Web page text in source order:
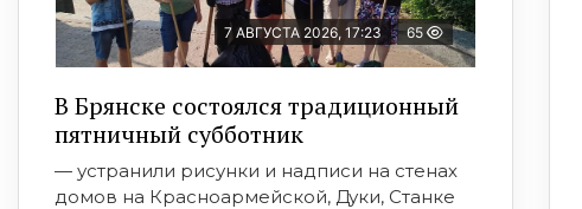
7 АВГУСТА 2026, 17:23 65
В Брянске состоялся традиционный
пятничный субботник
— устранили рисунки и надписи на стенах
домов на Красноармейской, Дуки, Станке